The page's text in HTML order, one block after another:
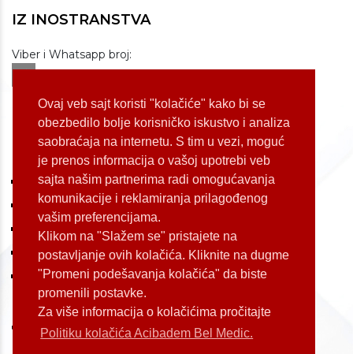
Ovaj veb sajt koristi "kolačiće" kako bi se
obezbedilo bolje korisničko iskustvo i analiza
saobraćaja na internetu. S tim u vezi, moguć
je prenos informacija o vašoj upotrebi veb
sajta našim partnerima radi omogućavanja
komunikacije i reklamiranja prilagođenog
vašim preferencijama.
Klikom na "Slažem se" pristajete na
postavljanje ovih kolačića. Kliknite na dugme
"Promeni podešavanja kolačića" da biste
promenili postavke.
Za više informacija o kolačićima pročitajte
Politiku kolačića Acibadem Bel Medic.
IZ INOSTRANSTVA
Viber i Whatsapp broj:
+381 60 309 1070
Dostupnost: od 07 do 22h
LOKACIJE
Koste Jovanovića 87 (Voždovac)
Bulevar Oslobođenja 155 (Voždovac)
Bulevar Oslobođenja 165 (Voždovac)
Kneginje Zorke 7 (Slavija)
Palmira Toljatija 1 (Novi Beograd)